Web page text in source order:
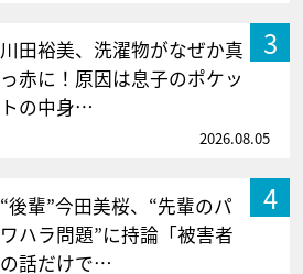
3
川田裕美、洗濯物がなぜか真
っ赤に！原因は息子のポケッ
トの中身…
2026.08.05
4
“後輩”今田美桜、“先輩のパ
ワハラ問題”に持論「被害者
の話だけで…